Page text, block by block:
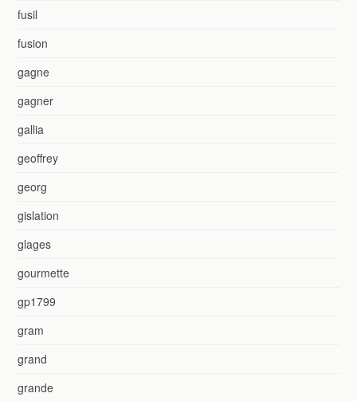
fusil
fusion
gagne
gagner
gallia
geoffrey
georg
gislation
glages
gourmette
gp1799
gram
grand
grande